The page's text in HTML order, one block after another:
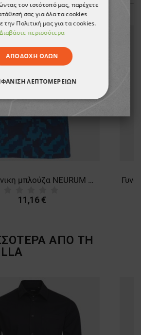
Κοντομάνικη μπλούζα NEURUM NAVY BLUE
11,16 €
ΑΠΟ ΤΗ
τον ιστότοπό μας, παρέχετε
σας για όλα τα cookies
Πολιτική μας για τα cookies.
Διαβάστε περισσότερα
ΑΠΟΔΟΧΉ ΌΛΩΝ
ΛΕΠΤΟΜΕΡΕΙΏΝ
ΑΠΑΡΑΊΤΗΤΑ